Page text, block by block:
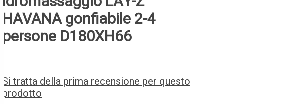
HAVANA gonfiabile 2-4
persone D180XH66
Si tratta della prima recensione per questo
prodotto